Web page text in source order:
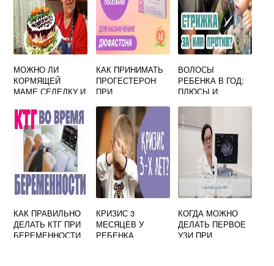
МОЖНО ЛИ
КОРМЯЩЕЙ
МАМЕ СЕЛЕДКУ И
ПОД ШУБОЙ?
КАК ПРИНИМАТЬ
ПРОГЕСТЕРОН
ПРИ
ВОЛОСЫ
РЕБЕНКА В ГОД:
ПЛЮСЫ И
СТРИЖКИ
КАК ПРАВИЛЬНО
ДЕЛАТЬ КТГ ПРИ
БЕРЕМЕННОСТИ
КРИЗИС 3
МЕСЯЦЕВ У
РЕБЕНКА
КОГДА МОЖНО
ДЕЛАТЬ ПЕРВОЕ
УЗИ ПРИ